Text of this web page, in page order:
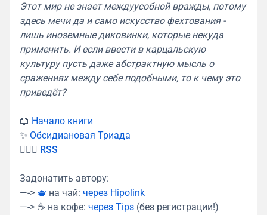
Этот мир не знает междуусобной вражды, потому
здесь мечи да и само искусство фехтования -
лишь иноземные диковинки, которые некуда
применить. И если ввести в карцальскую
культуру пусть даже абстрактную мысль о
сражениях между себе подобными, то к чему это
приведёт?
📖 Начало книги
✨ Обсидиановая Триада
🧚🏻‍♀️ RSS
Задонатить автору:
—-> 🫖 на чай: через Hipolink
—-> ☕️ на кофе: через Tips (без регистрации!)